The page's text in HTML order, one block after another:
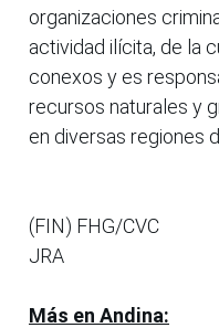
organizaciones
actividad ilícita, de la
conexos y es
recursos naturales y
en diversas regiones
(FIN) FHG/CVC
JRA
Más en Andina: